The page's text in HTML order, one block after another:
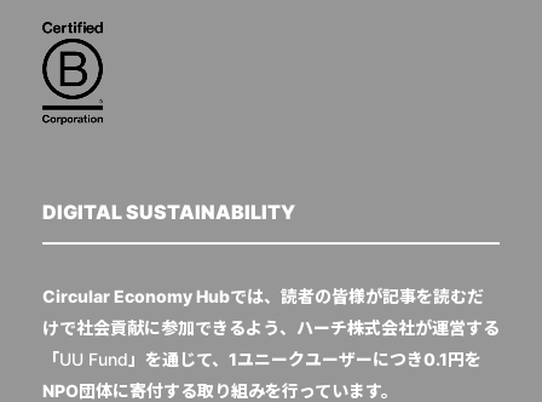
DIGITAL SUSTAINABILITY
Circular Economy Hubでは、読者の皆様が記事を読むだ
けで社会貢献に参加できるよう、ハーチ株式会社が運営する
「UU Fund 」を通じて、1ユニークユーザーにつき0.1円を
NPO団体に寄付する取り組みを行っています。